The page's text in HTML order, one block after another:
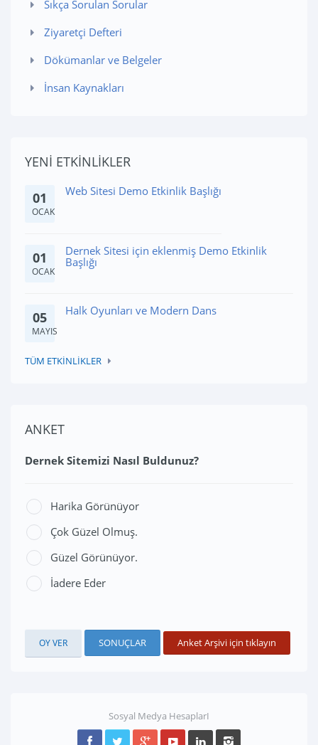
Sıkça Sorulan Sorular
Ziyaretçi Defteri
Dökümanlar ve Belgeler
İnsan Kaynakları
YENİ ETKİNLİKLER
01
OCAK
Web Sitesi Demo Etkinlik Başlığı
01
OCAK
Dernek Sitesi için eklenmiş Demo Etkinlik
Başlığı
05
MAYIS
Halk Oyunları ve Modern Dans
TÜM ETKİNLİKLER
ANKET
Dernek Sitemizi Nasıl Buldunuz?
Harika Görünüyor
Çok Güzel Olmuş.
Güzel Görünüyor.
İadere Eder
SONUÇLAR Anket Arşivi için tıklayın
Sosyal Medya HesaplarI